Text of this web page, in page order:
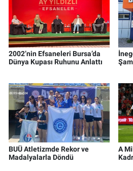
2002’nin Efsaneleri Bursa’da
Dünya Kupası Ruhunu Anlattı
BUÜ Atletizmde Rekor ve
Madalyalarla Döndü
A